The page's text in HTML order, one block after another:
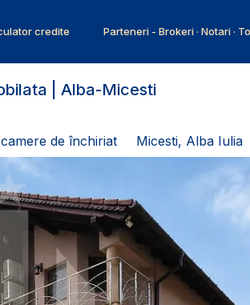
credite Parteneri - Brokeri · Notari ·
| Alba-Micesti
de închiriat Micesti, Alba Iulia